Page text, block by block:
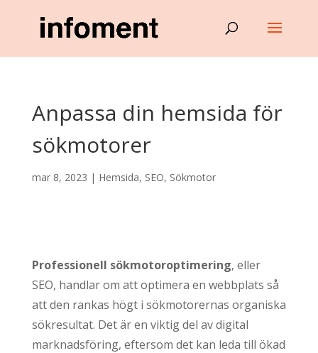
Anpassa din hemsida för
sökmotorer
mar 8, 2023 | Hemsida, SEO, Sökmotor
Professionell sökmotoroptimering, eller
SEO, handlar om att optimera en webbplats så
att den rankas högt i sökmotorernas organiska
sökresultat. Det är en viktig del av digital
marknadsföring, eftersom det kan leda till ökad